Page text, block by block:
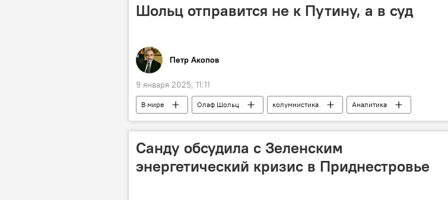
Шольц отправится не к Путину, а в суд
Петр Акопов
9 января 2025, 11:11
В мире Олаф Шольц колумнистика Аналитика
Санду обсудила с Зеленским
энергетический кризис в Приднестровье